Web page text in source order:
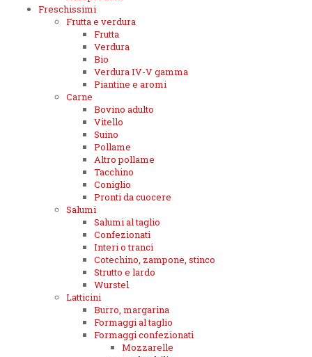
Freschissimi
Frutta e verdura
Frutta
Verdura
Bio
Verdura IV-V gamma
Piantine e aromi
Carne
Bovino adulto
Vitello
Suino
Pollame
Altro pollame
Tacchino
Coniglio
Pronti da cuocere
Salumi
Salumi al taglio
Confezionati
Interi o tranci
Cotechino, zampone, stinco
Strutto e lardo
Wurstel
Latticini
Burro, margarina
Formaggi al taglio
Formaggi confezionati
Mozzarelle